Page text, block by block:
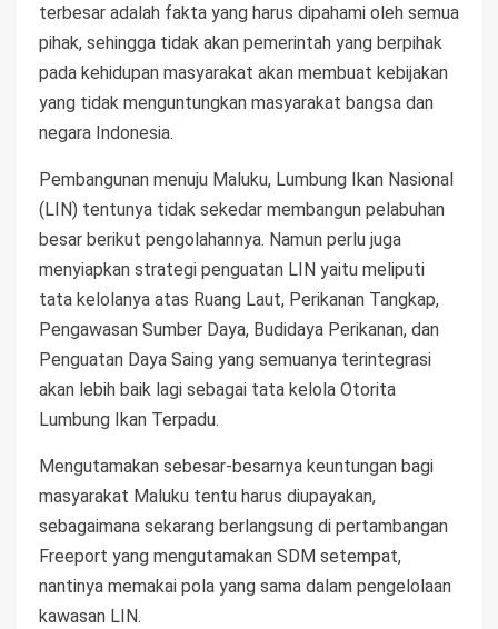
terbesar adalah fakta yang harus dipahami oleh semua
pihak, sehingga tidak akan pemerintah yang berpihak
pada kehidupan masyarakat akan membuat kebijakan
yang tidak menguntungkan masyarakat bangsa dan
negara Indonesia.
Pembangunan menuju Maluku, Lumbung Ikan Nasional
(LIN) tentunya tidak sekedar membangun pelabuhan
besar berikut pengolahannya. Namun perlu juga
menyiapkan strategi penguatan LIN yaitu meliputi
tata kelolanya atas Ruang Laut, Perikanan Tangkap,
Pengawasan Sumber Daya, Budidaya Perikanan, dan
Penguatan Daya Saing yang semuanya terintegrasi
akan lebih baik lagi sebagai tata kelola Otorita
Lumbung Ikan Terpadu.
Mengutamakan sebesar-besarnya keuntungan bagi
masyarakat Maluku tentu harus diupayakan,
sebagaimana sekarang berlangsung di pertambangan
Freeport yang mengutamakan SDM setempat,
nantinya memakai pola yang sama dalam pengelolaan
kawasan LIN.